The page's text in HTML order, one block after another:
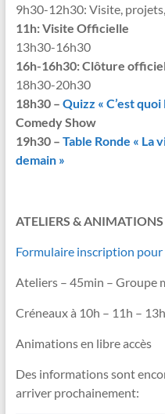
9h30-12h30: Visite,
11h: Visite Officielle
13h30-16h30
16h-16h30: Clôture
18h30-20h30
18h30 – Quizz « C’est quoi
Comedy Show
19h30 – Table Ronde « La
demain »
ATELIERS & ANIMATIONS
Formulaire inscription pour
Ateliers – 45min – Groupe
Créneaux à 10h – 11h –
Animations en libre accès
Des informations sont
arriver prochainement: